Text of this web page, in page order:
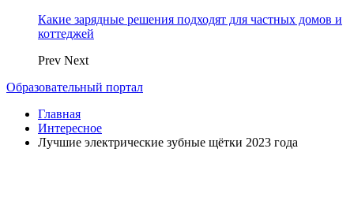
Какие зарядные решения подходят для частных домов и
коттеджей
Prev Next
Образовательный портал
Главная
Интересное
Лучшие электрические зубные щётки 2023 года